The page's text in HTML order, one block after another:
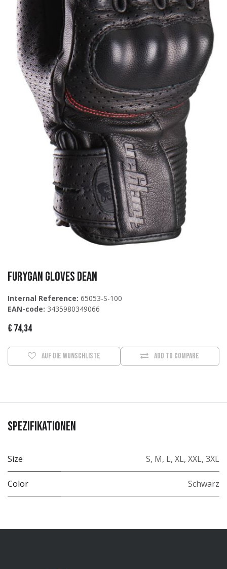
Furygan Gloves Dean
Internal Reference: 65053-S-100
EAN-code: 3435980349066
€ 74,34
Add to compare
Auf die Wunschliste
Spezifikationen
Size S, M, L, XL, XXL, 3XL
Color Schwarz